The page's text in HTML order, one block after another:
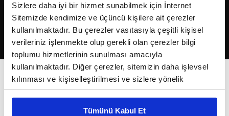
Sizlere daha iyi bir hizmet sunabilmek için İnternet
Sitemizde kendimize ve üçüncü kişilere ait çerezler
kullanılmaktadır. Bu çerezler vasıtasıyla çeşitli kişisel
verileriniz işlenmekte olup gerekli olan çerezler bilgi
toplumu hizmetlerinin sunulması amacıyla
kullanılmaktadır. Diğer çerezler, sitemizin daha işlevsel
kılınması ve kişiselleştirilmesi ve sizlere yönelik
reklam/pazarlama faaliyetlerinin yapılması, amaçlarıyla
Tümünü Kabul Et
2026Fikriyat. Tüm hakları saklıdır.